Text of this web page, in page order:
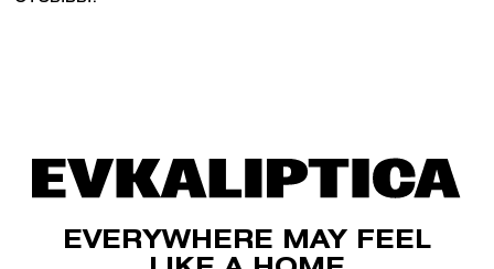
EVERYWHERE MAY FEEL